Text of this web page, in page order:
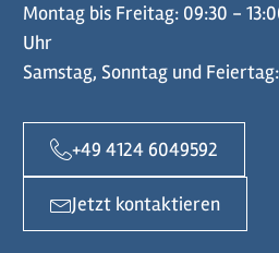
Montag bis Freitag: 09:30 -
Uhr
Samstag, Sonntag und
+49 4124 6049592
Jetzt kontaktieren